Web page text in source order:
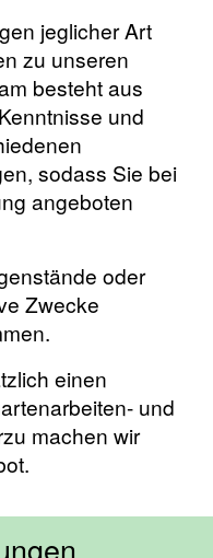
jeglicher Art
zu unseren
besteht aus
und
sodass Sie bei
angeboten
oder
Zwecke
einen
und
machen wir